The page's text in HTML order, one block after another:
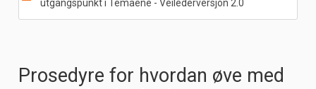
utgangspunkt i Temaene - Veilederversjon 2.0
Prosedyre for hvordan øve med